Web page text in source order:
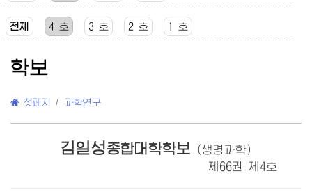
전체 4 호 3 호 2 호 1 호
학보
첫페지 / 과학연구
김일성종합대학학보
(생명과학)
제66권 제4호